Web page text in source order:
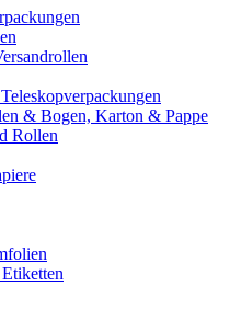
& Bogen, Karton & Pappe
Rollen